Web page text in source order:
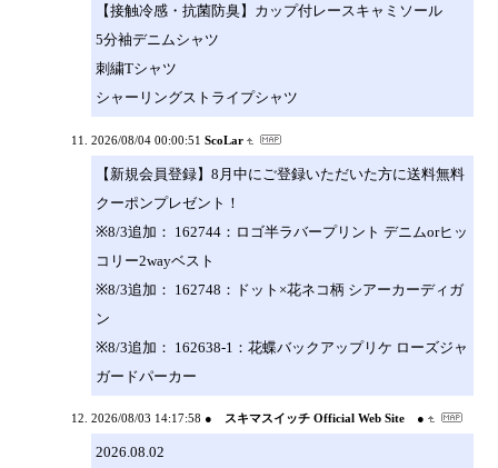
【接触冷感・抗菌防臭】カップ付レースキャミソール
5分袖デニムシャツ
刺繍Tシャツ
シャーリングストライプシャツ
2026/08/04 00:00:51 ScoLar
【新規会員登録】8月中にご登録いただいた方に送料無料
クーポンプレゼント！
※8/3追加： 162744：ロゴ半ラバープリント デニムorヒッ
コリー2wayベスト
※8/3追加： 162748：ドット×花ネコ柄 シアーカーディガ
ン
※8/3追加： 162638-1：花蝶バックアップリケ ローズジャ
ガードパーカー
2026/08/03 14:17:58 ● スキマスイッチ Official Web Site ●
2026.08.02